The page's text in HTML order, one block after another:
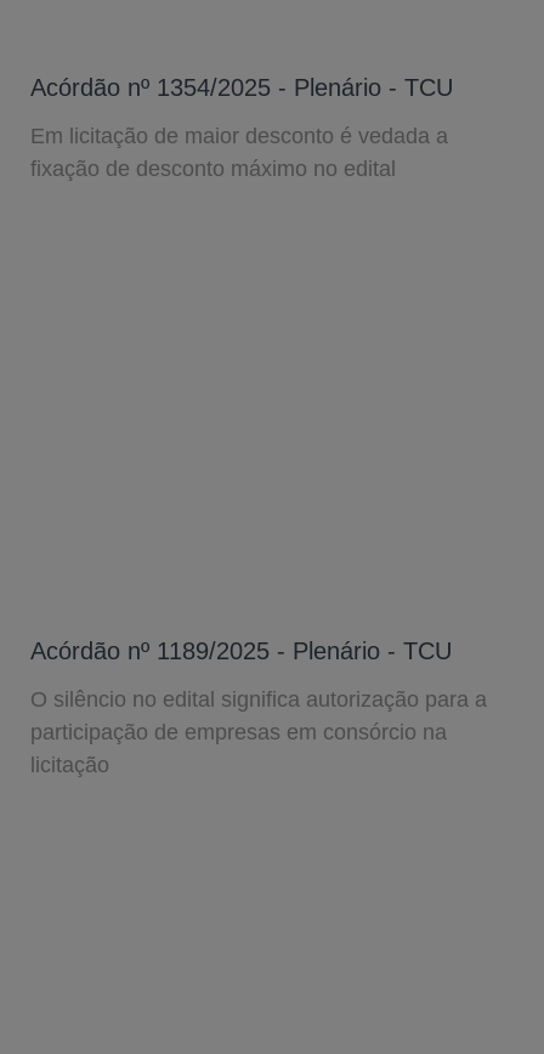
Acórdão nº 1354/2025 - Plenário - TCU
Em licitação de maior desconto é vedada a
fixação de desconto máximo no edital
Acórdão nº 1189/2025 - Plenário - TCU
O silêncio no edital significa autorização para a
participação de empresas em consórcio na
licitação